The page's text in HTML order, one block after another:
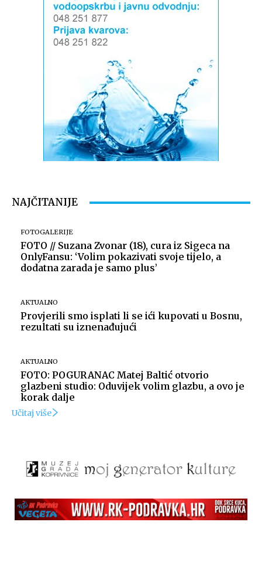
NAJČITANIJE
FOTOGALERIJE
FOTO // Suzana Zvonar (18), cura iz Sigeca na
OnlyFansu: ‘Volim pokazivati svoje tijelo, a
dodatna zarada je samo plus’
AKTUALNO
Provjerili smo isplati li se ići kupovati u Bosnu,
rezultati su iznenađujući
AKTUALNO
FOTO: POGURANAC Matej Baltić otvorio
glazbeni studio: Oduvijek volim glazbu, a ovo je
korak dalje
Učitaj više